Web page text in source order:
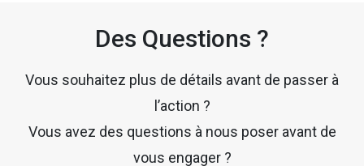
Des Questions ?
Vous souhaitez plus de détails avant de passer à
l’action ?
Vous avez des questions à nous poser avant de
vous engager ?